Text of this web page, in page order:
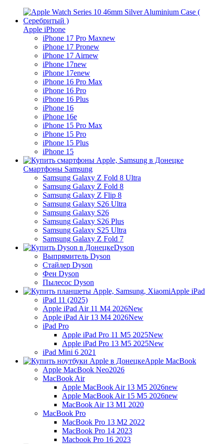
Apple iPhone
iPhone 17 Pro Maxnew
iPhone 17 Pronew
iPhone 17 Airnew
iPhone 17new
iPhone 17enew
iPhone 16 Pro Max
iPhone 16 Pro
iPhone 16 Plus
iPhone 16
iPhone 16e
iPhone 15 Pro Max
iPhone 15 Pro
iPhone 15 Plus
iPhone 15
Смартфоны Samsung
Samsung Galaxy Z Fold 8 Ultra
Samsung Galaxy Z Fold 8
Samsung Galaxy Z Flip 8
Samsung Galaxy S26 Ultra
Samsung Galaxy S26
Samsung Galaxy S26 Plus
Samsung Galaxy S25 Ultra
Samsung Galaxy Z Fold 7
Dyson
Выпрямитель Dyson
Стайлер Dyson
Фен Dyson
Пылесос Dyson
Apple iPad
iPad 11 (2025)
Apple iPad Air 11 M4 2026New
Apple iPad Air 13 M4 2026New
iPad Pro
Apple iPad Pro 11 M5 2025New
Apple iPad Pro 13 M5 2025New
iPad Mini 6 2021
Apple MacBook
Apple MacBook Neo2026
MacBook Air
Apple MacBook Air 13 M5 2026new
Apple MacBook Air 15 M5 2026new
MacBook Air 13 M1 2020
MacBook Pro
MacBook Pro 13 M2 2022
MacBook Pro 14 2023
Macbook Pro 16 2023